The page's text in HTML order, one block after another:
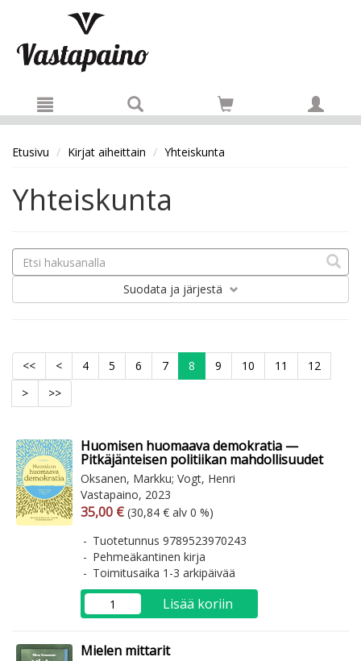
Etusivu Kirjat aiheittain Yhteiskunta
Yhteiskunta
Suodata ja järjestä
<< < 4 5 6 7 8 9 10 11
12
>
>>
Huomisen huomaava demokratia —
Pitkäjänteisen politiikan mahdollisuudet
Oksanen, Markku; Vogt, Henri
Vastapaino, 2023
Arvonlisäverollinen hinta
35,00 € Arvonlisäveroton hinta
(30,84 € alv 0 %)
Tuotetunnus 9789523970243
Pehmeäkantinen kirja
Toimitusaika 1-3 arkipäivää
Lisää koriin
Mielen mittarit